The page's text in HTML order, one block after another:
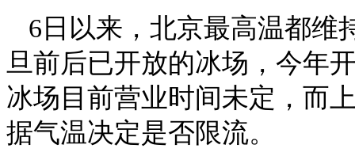
6日以来，北京最高温都
旦前后已开放的冰场，今年
冰场目前营业时间未定，而
据气温决定是否限流。